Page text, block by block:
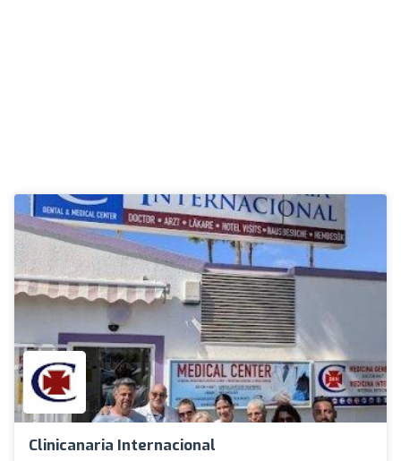
Clinicanaria Internacional